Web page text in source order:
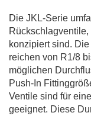
Die JKL-Serie
konzipiert sind.
reichen von R1/8
möglichen
Push-In
Ventile sind für
geeignet. Diese